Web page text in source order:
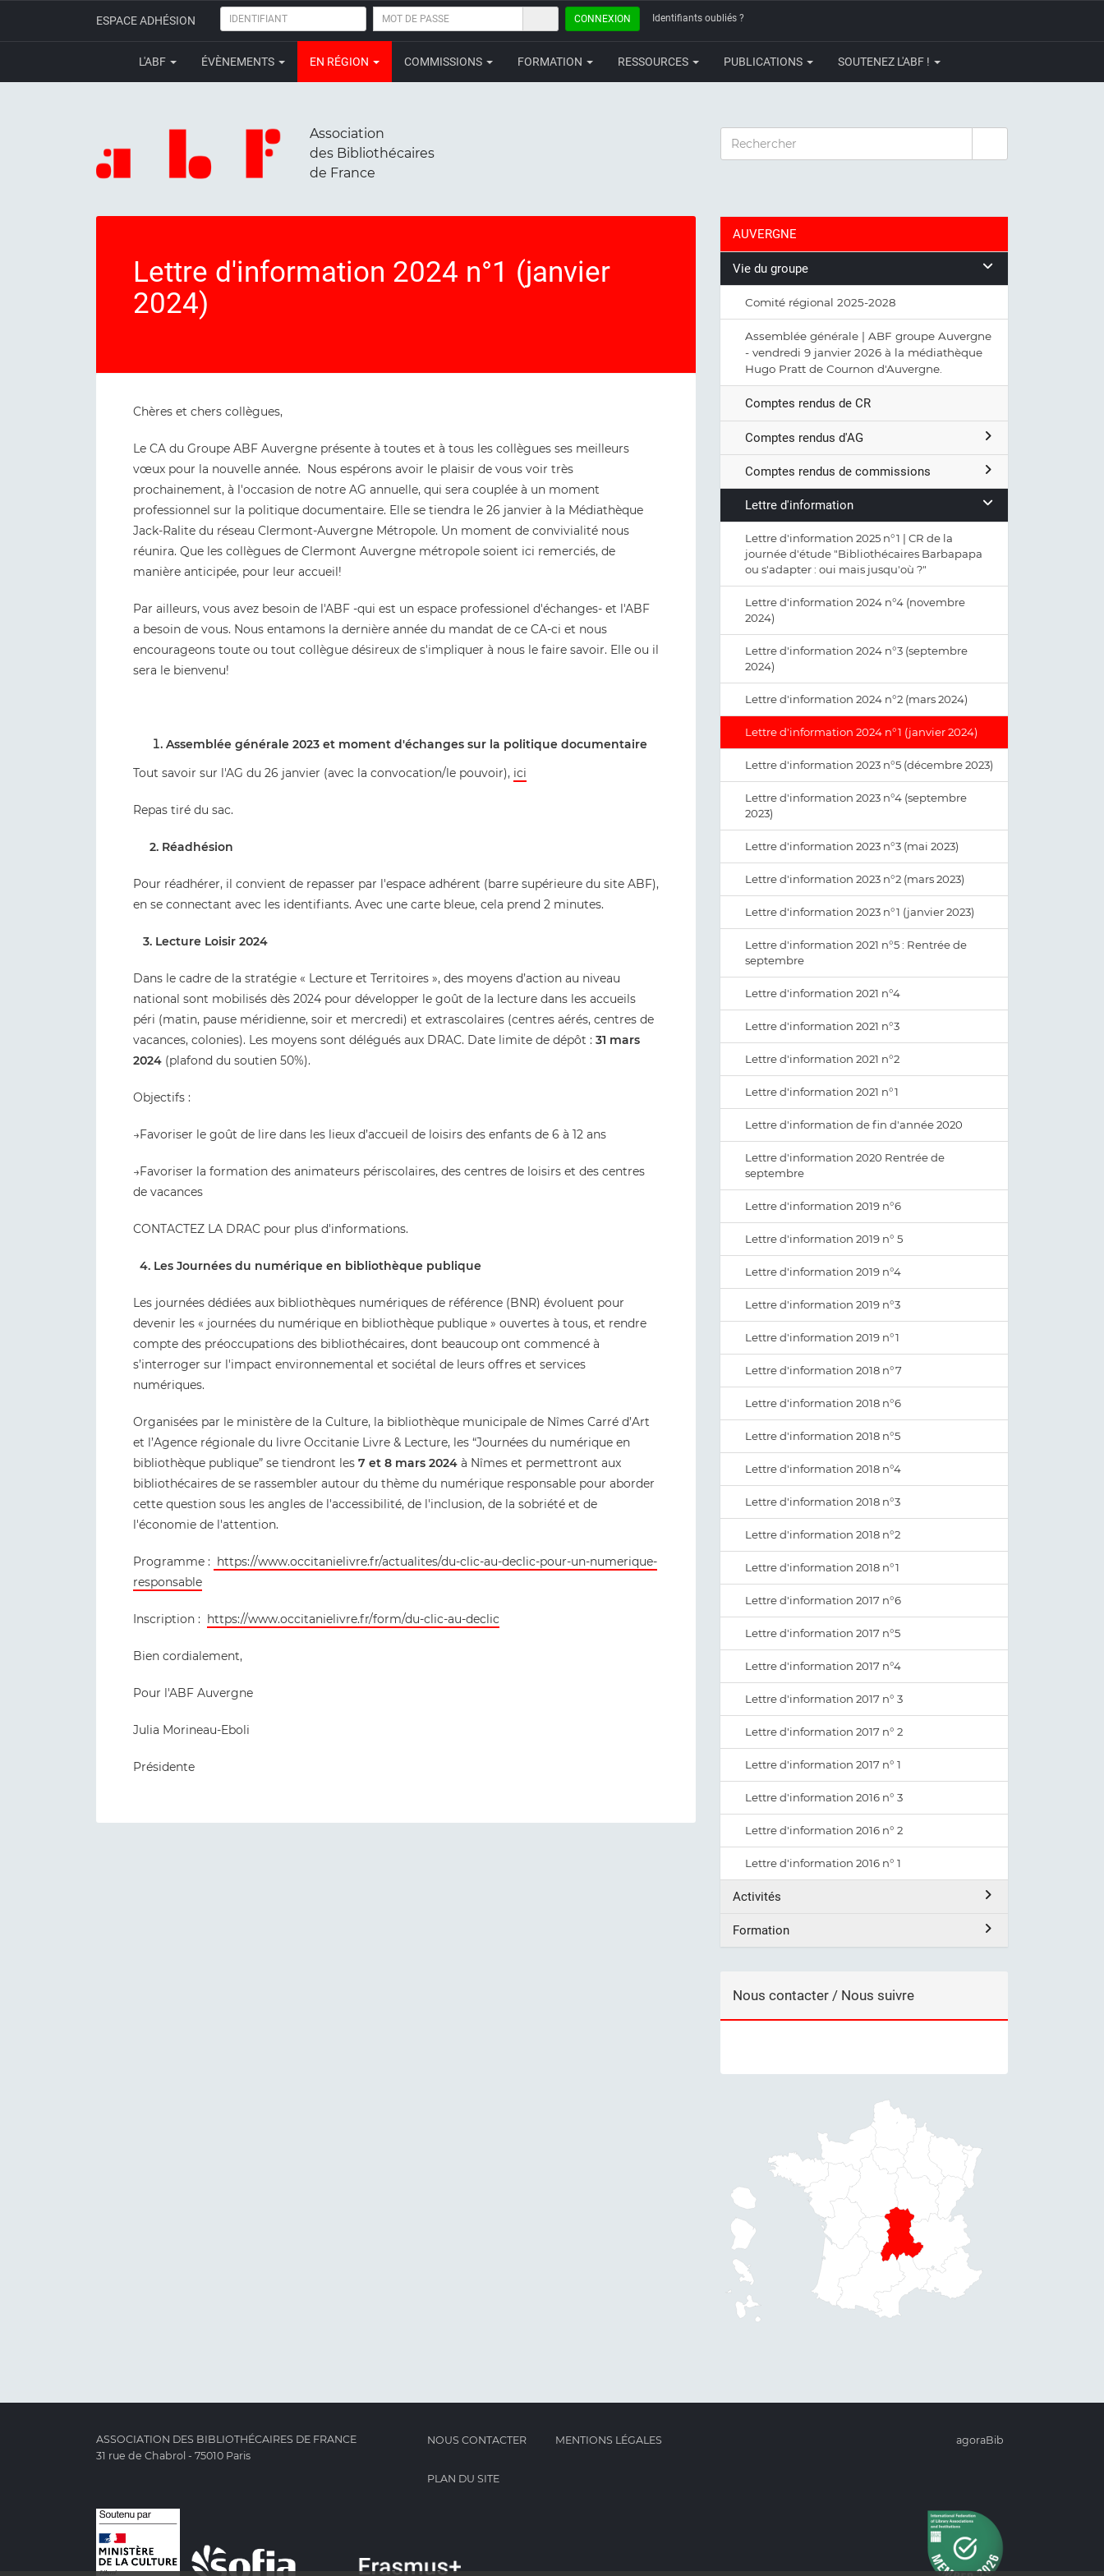
ESPACE ADHÉSION IDENTIFIANT
MOT
PASSE
CONNEXION Identifiants oubliés ?
L'ABF ÉVÈNEMENTS EN RÉGION COMMISSIONS FORMATION RESSOURCES PUBLICATIONS SOUTENEZ L'ABF !
Association
des Bibliothécaires
de France
RECHERCHER
Lettre d'information 2024 n°1 (janvier
2024)
Chères et chers collègues,
Le CA du Groupe ABF Auvergne présente à toutes et à tous les collègues ses meilleurs
vœux pour la nouvelle année. Nous espérons avoir le plaisir de vous voir très
prochainement, à l'occasion de notre AG annuelle, qui sera couplée à un moment
professionnel sur la politique documentaire. Elle se tiendra le 26 janvier à la Médiathèque
Jack-Ralite du réseau Clermont-Auvergne Métropole. Un moment de convivialité nous
réunira. Que les collègues de Clermont Auvergne métropole soient ici remerciés, de
manière anticipée, pour leur accueil!
Par ailleurs, vous avez besoin de l'ABF -qui est un espace professionel d'échanges- et l'ABF
a besoin de vous. Nous entamons la dernière année du mandat de ce CA-ci et nous
encourageons toute ou tout collègue désireux de s'impliquer à nous le faire savoir. Elle ou il
sera le bienvenu!
Assemblée générale 2023 et moment d'échanges sur la politique documentaire
Tout savoir sur l'AG du 26 janvier (avec la convocation/le pouvoir), ici
Repas tiré du sac.
2. Réadhésion
Pour réadhérer, il convient de repasser par l'espace adhérent (barre supérieure du site ABF),
en se connectant avec les identifiants. Avec une carte bleue, cela prend 2 minutes.
3. Lecture Loisir 2024
Dans le cadre de la stratégie « Lecture et Territoires », des moyens d’action au niveau
national sont mobilisés dès 2024 pour développer le goût de la lecture dans les accueils
péri (matin, pause méridienne, soir et mercredi) et extrascolaires (centres aérés, centres de
vacances, colonies). Les moyens sont délégués aux DRAC. Date limite de dépôt : 31 mars
2024 (plafond du soutien 50%).
Objectifs :
→Favoriser le goût de lire dans les lieux d’accueil de loisirs des enfants de 6 à 12 ans
→Favoriser la formation des animateurs périscolaires, des centres de loisirs et des centres
de vacances
CONTACTEZ LA DRAC pour plus d'informations.
4. Les Journées du numérique en bibliothèque publique
Les journées dédiées aux bibliothèques numériques de référence (BNR) évoluent pour
devenir les « journées du numérique en bibliothèque publique » ouvertes à tous, et rendre
compte des préoccupations des bibliothécaires, dont beaucoup ont commencé à
s’interroger sur l'impact environnemental et sociétal de leurs offres et services
numériques.
Organisées par le ministère de la Culture, la bibliothèque municipale de Nîmes Carré d’Art
et l’Agence régionale du livre Occitanie Livre & Lecture, les “Journées du numérique en
bibliothèque publique” se tiendront les 7 et 8 mars 2024 à Nîmes et permettront aux
bibliothécaires de se rassembler autour du thème du numérique responsable pour aborder
cette question sous les angles de l'accessibilité, de l'inclusion, de la sobriété et de
l'économie de l'attention.
Programme : https://www.occitanielivre.fr/actualites/du-clic-au-declic-pour-un-numerique-
responsable
Inscription : https://www.occitanielivre.fr/form/du-clic-au-declic
Bien cordialement,
Pour l'ABF Auvergne
Julia Morineau-Eboli
Présidente
AUVERGNE
Vie du groupe
Comité régional 2025-2028
Assemblée générale | ABF groupe Auvergne
- vendredi 9 janvier 2026 à la médiathèque
Hugo Pratt de Cournon d'Auvergne.
Comptes rendus de CR
Comptes rendus d'AG
Comptes rendus de commissions
Lettre d'information
Lettre d'information 2025 n°1 | CR de la
journée d'étude "Bibliothécaires Barbapapa
ou s'adapter : oui mais jusqu'où ?"
Lettre d'information 2024 n°4 (novembre
2024)
Lettre d'information 2024 n°3 (septembre
2024)
Lettre d'information 2024 n°2 (mars 2024)
Lettre d'information 2024 n°1 (janvier 2024)
Lettre d'information 2023 n°5 (décembre 2023)
Lettre d'information 2023 n°4 (septembre
2023)
Lettre d'information 2023 n°3 (mai 2023)
Lettre d'information 2023 n°2 (mars 2023)
Lettre d'information 2023 n°1 (janvier 2023)
Lettre d'information 2021 n°5 : Rentrée de
septembre
Lettre d'information 2021 n°4
Lettre d'information 2021 n°3
Lettre d'information 2021 n°2
Lettre d'information 2021 n°1
Lettre d'information de fin d'année 2020
Lettre d'information 2020 Rentrée de
septembre
Lettre d'information 2019 n°6
Lettre d'information 2019 n° 5
Lettre d'information 2019 n°4
Lettre d'information 2019 n°3
Lettre d'information 2019 n°1
Lettre d'information 2018 n°7
Lettre d'information 2018 n°6
Lettre d'information 2018 n°5
Lettre d'information 2018 n°4
Lettre d'information 2018 n°3
Lettre d'information 2018 n°2
Lettre d'information 2018 n°1
Lettre d'information 2017 n°6
Lettre d'information 2017 n°5
Lettre d'information 2017 n°4
Lettre d'information 2017 n° 3
Lettre d'information 2017 n° 2
Lettre d'information 2017 n° 1
Lettre d'information 2016 n° 3
Lettre d'information 2016 n° 2
Lettre d'information 2016 n° 1
Activités
Formation
Nous contacter / Nous suivre
ASSOCIATION DES BIBLIOTHÉCAIRES DE FRANCE
31 rue de Chabrol - 75010 Paris
NOUS CONTACTER MENTIONS LÉGALES
PLAN DU SITE
agoraBib